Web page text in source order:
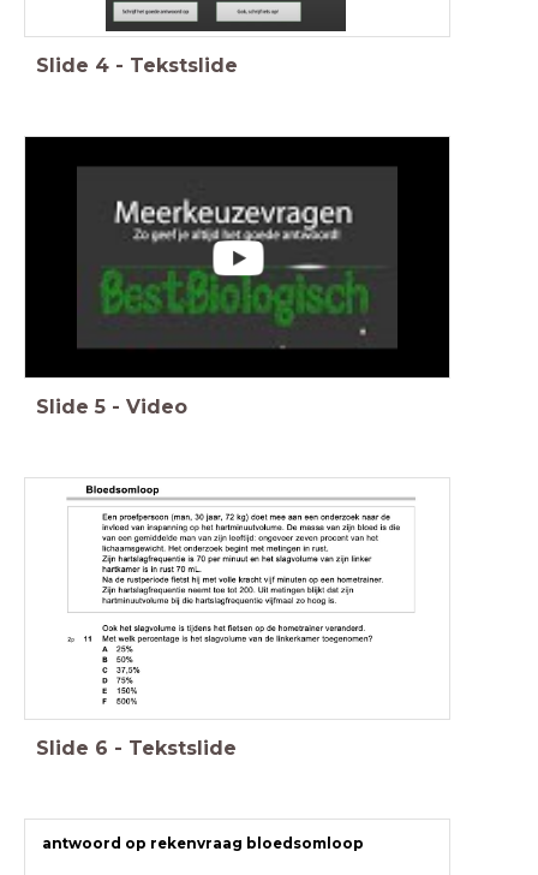
Slide 4 - Tekstslide
Slide 5 - Video
Slide 6 - Tekstslide
antwoord op rekenvraag bloedsomloop